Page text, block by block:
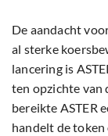
De aandacht
al sterke
lancering is
ten opzichte van
bereikte ASTER
handelt de token